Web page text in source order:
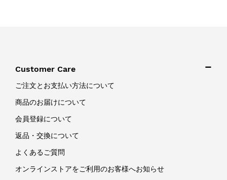
Customer Care
ご注文とお支払い方法について
商品のお届けについて
会員登録について
返品・交換について
よくあるご質問
オンラインストアをご利用のお客様へお知らせ